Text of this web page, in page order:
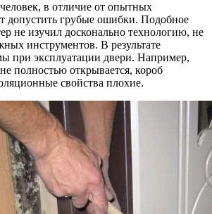
в отличие от опытных
допустить грубые ошибки. Подобное
не изучил досконально технологию, не
инструментов. В результате
при эксплуатации двери. Например,
полностью открывается, короб
свойства плохие.